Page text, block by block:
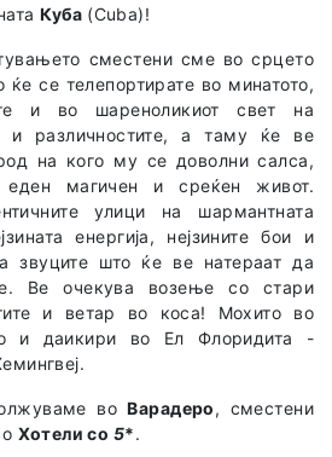
Куба (Cuba)!
сместени сме во срцето
се телепортирате во минатото,
и во шареноликиот свет на
и различностите, а таму ќе ве
на кого му се доволни салса,
магичен и среќен живот.
улици на шармантната
енергија, нејзините бои и
звуците што ќе ве натераат да
Ве очекува возење со стари
и ветар во коса! Мохито во
и даикири во Ел Флоридита -
воВарадеро, сместени
Хотели со 5*.